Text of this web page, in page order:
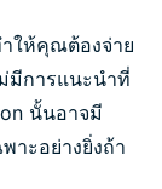
ให้คุณต้องจ่าย
มีการแนะนำที่
นั้นอาจมี
าะอย่างยิ่งถ้า